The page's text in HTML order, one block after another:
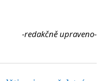
-redakčně upraveno-